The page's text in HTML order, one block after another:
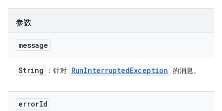
参数
message
String ：针对 RunInterruptedException 的消息。
errorId